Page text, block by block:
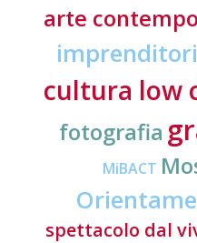
arte
imprenditori
cultura low
fotografia
MiBACT
spettacolo dal